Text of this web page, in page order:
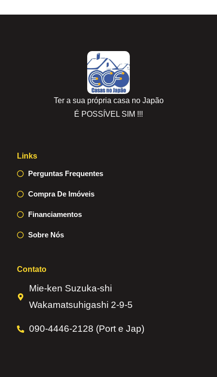
Ter a sua própria casa no Japão
É POSSÍVEL SIM !!!
Links
Perguntas Frequentes
Compra De Imóveis
Financiamentos
Sobre Nós
Contato
Mie-ken Suzuka-shi
Wakamatsuhigashi 2-9-5
090-4446-2128 (Port e Jap)